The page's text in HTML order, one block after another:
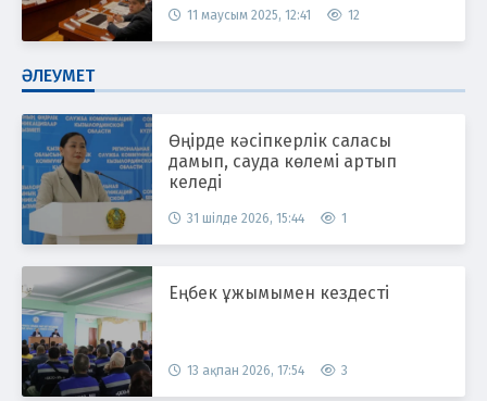
11 маусым 2025, 12:41 12
ӘЛЕУМЕТ
Өңірде кәсіпкерлік саласы
дамып, сауда көлемі артып
келеді
31 шілде 2026, 15:44 1
Еңбек ұжымымен кездесті
13 ақпан 2026, 17:54 3